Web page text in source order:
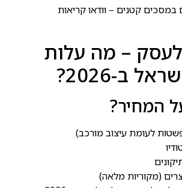
במסכים קטנים – וודאו קריאות
לעסק – מה עלות
ב-2026?
המחיר?
לעומת עיצוב מורכב)
(מקוריות מלאה)